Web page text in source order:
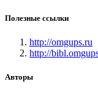
Полезные ссылки
http://omgups.ru
http://
Авторы